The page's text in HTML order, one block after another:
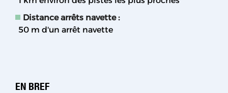
Distance arrêts navette :
50 m d'un arrêt navette
EN BREF